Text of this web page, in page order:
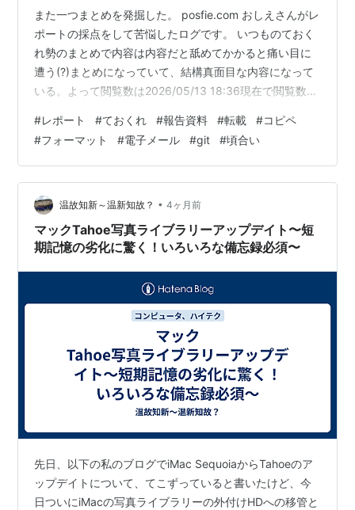
また一つまとめを発掘した。 posfie.com おしえさんがレ
ポートの採点をして苦悩したログです。 いつものておく
れ勢のまとめで内容は内容だと舐めてかかると痛い目に
遭う(?)まとめになっていて、結構真面目な内容になって
いる。よって閲覧数は2026/05/13 18:36現在で閲覧数が
結構いるのだ。 レポートがどっかからの再利用だと言う
のはありがちで、そこが閲覧数を多くした要因でもある
だろう。 ておくれ勢もやる時はやるのだ、と言うのがわ
かったところで、この記事を締めよう。
#レポート #ておくれ #報告資料 #転載 #コピペ
#フォーマット #電子メール #git #頃合い
温故知新～温新知故？ • 4ヶ月前
マックTahoe写真ライブラリーアップデイト〜短
期記憶の劣化に驚く！いろいろな備忘録必須〜
先日、以下の私のブログでiMac SequoiaからTahoeのア
ップデイトについて、てこずっていると書いたけど、今
日ついにiMacの写真ライブラリーの外付けHDへの移管と